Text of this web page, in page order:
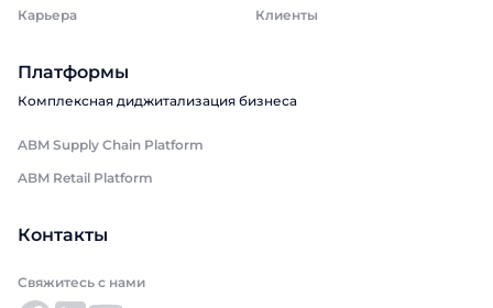
Карьера
Клиенты
Платформы
Комплексная диджитализация бизнеса
ABM Supply Chain Platform
ABM Retail Platform
Контакты
Свяжитесь с нами